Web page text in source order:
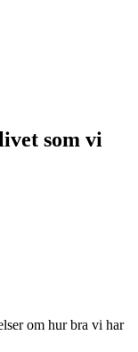
som vi
om hur bra vi har